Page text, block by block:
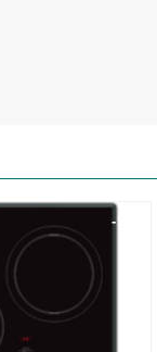
-55%